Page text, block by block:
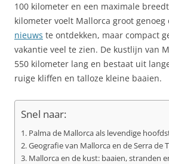
100 kilometer en een maximale
kilometer voelt Mallorca groot genoeg
nieuws te ontdekken, maar compact
vakantie veel te zien. De kustlijn van
550 kilometer lang en bestaat uit
ruige kliffen en talloze kleine baaien.
Snel naar:
Palma de Mallorca als levendige
Geografie van Mallorca en de Serra de
Mallorca en de kust: baaien, stranden